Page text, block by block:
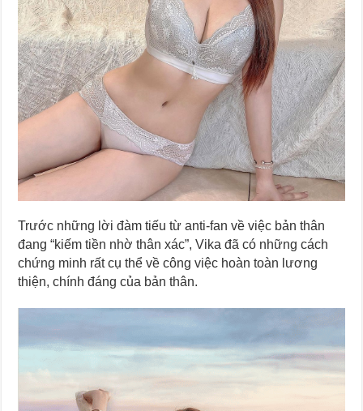
Trước những lời đàm tiếu từ anti-fan về việc bản thân
đang “kiếm tiền nhờ thân xác”, Vika đã có những cách
chứng minh rất cụ thể về công việc hoàn toàn lương
thiện, chính đáng của bản thân.